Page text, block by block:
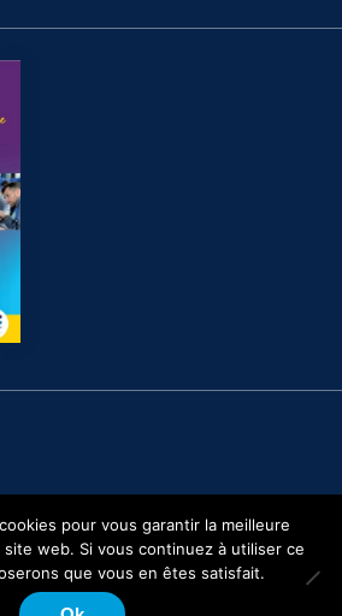
légales Politique de confidentialité
pour vous garantir la meilleure
web. Si vous continuez à utiliser ce
que vous en êtes satisfait.